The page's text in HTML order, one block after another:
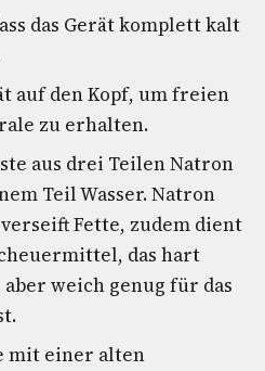
das Gerät komplett kalt
auf den Kopf, um freien
zu erhalten.
aus drei Teilen Natron
Teil Wasser. Natron
Fette, zudem dient
das hart
weich genug für das
mit einer alten